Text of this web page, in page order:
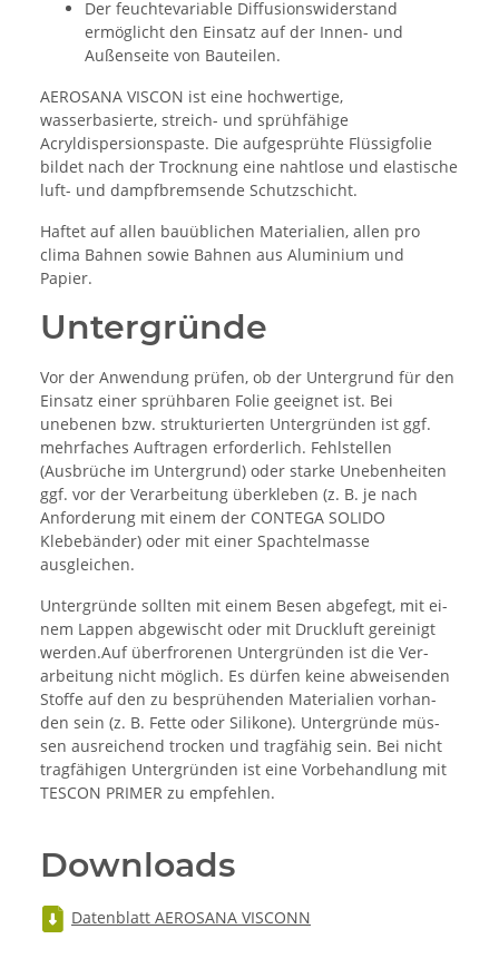
Der feuchtevariable Diffusionswiderstand
ermöglicht den Einsatz auf der Innen- und
Außenseite von Bauteilen.
AEROSANA VISCON ist eine hochwertige,
wasserbasierte, streich- und sprühfähige
Acryldispersionspaste. Die aufgesprühte Flüssigfolie
bildet nach der Trocknung eine nahtlose und elastische
luft- und dampfbremsende Schutzschicht.
Haftet auf allen bauüblichen Materialien, allen pro
clima Bahnen sowie Bahnen aus Aluminium und
Papier.
Untergründe
Vor der Anwendung prüfen, ob der Untergrund für den
Einsatz einer sprühbaren Folie geeignet ist. Bei
unebenen bzw. strukturierten Untergründen ist ggf.
mehrfaches Auftragen erforderlich. Fehlstellen
(Ausbrüche im Untergrund) oder starke Unebenheiten
ggf. vor der Verarbeitung überkleben (z. B. je nach
Anforderung mit einem der CONTEGA SOLIDO
Klebebänder) oder mit einer Spachtelmasse
ausgleichen.
Untergründe sollten mit ei­nem Be­sen ab­ge­fegt, mit ei­
nem Lap­pen ab­ge­wischt oder mit Druck­luft ge­rei­nigt
wer­den.Auf über­fro­re­nen Un­ter­grün­den ist die Ver­
arbeitung nicht mög­lich. Es dür­fen kei­ne ab­wei­sen­den
Stof­fe auf den zu besprühenden Ma­te­ria­li­en vor­han­
den sein (z. B. Fet­te oder Si­li­ko­ne). Un­ter­grün­de müs­
sen aus­rei­chend tro­cken und trag­fä­hig sein. Bei nicht
tragfähigen Untergründen ist eine Vorbehandlung mit
TESCON PRIMER zu empfehlen.
Downloads
Datenblatt AEROSANA VISCONN